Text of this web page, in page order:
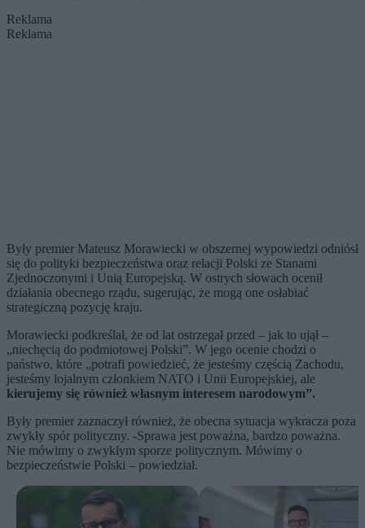
Reklama
Reklama
Były premier Mateusz Morawiecki w obszernej wypowiedzi odniósł
się do polityki bezpieczeństwa oraz relacji Polski ze Stanami
Zjednoczonymi i Unią Europejską. W ostrych słowach ocenił
działania obecnego rządu, sugerując, że mogą one osłabiać
strategiczną pozycję kraju.
Morawiecki podkreślał, że od lat ostrzegał przed – jak to ujął –
„niechęcią do podmiotowej Polski”. W jego ocenie chodzi o
państwo, które „potrafi powiedzieć, że jesteśmy częścią Zachodu,
jesteśmy lojalnym członkiem NATO i Unii Europejskiej, ale
kierujemy się również własnym interesem narodowym”.
Były premier zaznaczył również, że obecna sytuacja wykracza poza
zwykły spór polityczny. -Sprawa jest poważna, bardzo poważna.
Nie mówimy o zwykłym sporze politycznym. Mówimy o
bezpieczeństwie Polski – powiedział.